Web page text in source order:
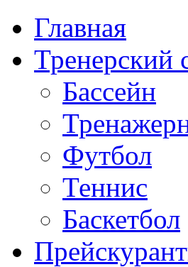
Главная
Тренерский
Бассейн
Футбол
Теннис
Баскетбол